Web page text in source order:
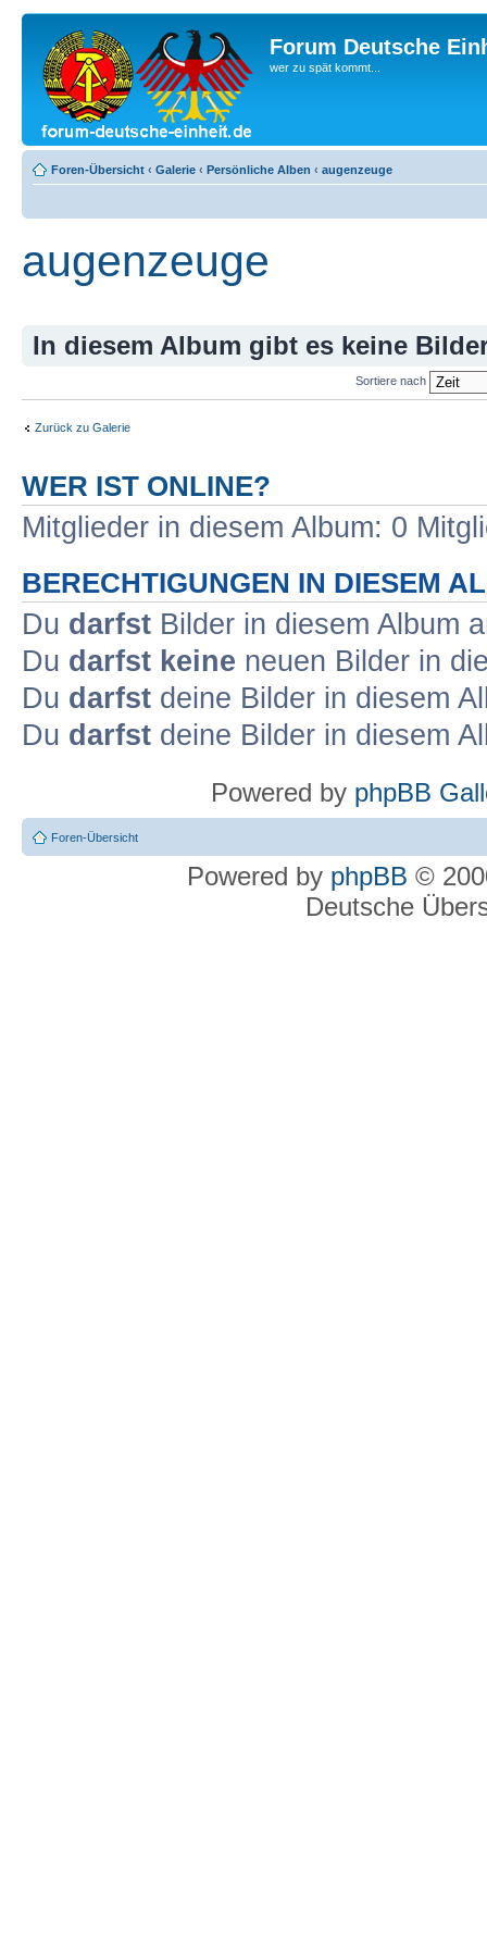
Forum Deutsche
wer zu spät kommt...
Foren-Übersicht ‹ Galerie ‹ Persönliche Alben ‹ augenzeuge
augenzeuge
In diesem Album gibt es keine
Sortiere nach
Zurück zu Galerie
WER IST ONLINE?
Mitglieder in diesem Album: 0
BERECHTIGUNGEN IN DIESEM
Du darfst Bilder in diesem Album
Du darfst keine neuen Bilder in
Du darfst deine Bilder in diesem
Du darfst deine Bilder in diesem
Powered by phpBB
Foren-Übersicht
Powered by phpBB ©
Deutsche